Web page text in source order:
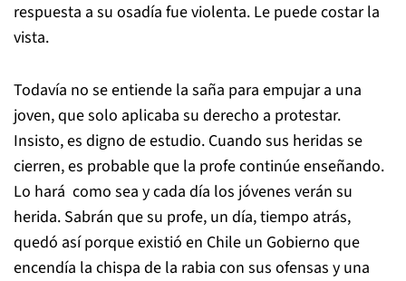
respuesta a su osadía fue violenta. Le puede costar la
vista.
Todavía no se entiende la saña para empujar a una
joven, que solo aplicaba su derecho a protestar.
Insisto, es digno de estudio. Cuando sus heridas se
cierren, es probable que la profe continúe enseñando.
Lo hará como sea y cada día los jóvenes verán su
herida. Sabrán que su profe, un día, tiempo atrás,
quedó así porque existió en Chile un Gobierno que
encendía la chispa de la rabia con sus ofensas y una